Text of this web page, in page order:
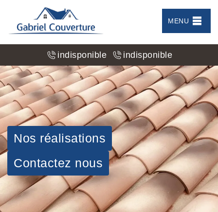
MENU
indisponible indisponible
Nos réalisations
Contactez nous